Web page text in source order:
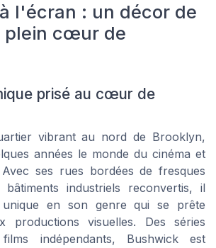
l'écran : un décor de
plein cœur de
prisé au cœur de
vibrant au nord de Brooklyn,
années le monde du cinéma et
ses rues bordées de fresques
industriels reconvertis, il
en son genre qui se prête
productions visuelles. Des séries
indépendants, Bushwick est